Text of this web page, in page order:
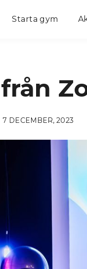
Starta gym
7 DECEMBER, 2023